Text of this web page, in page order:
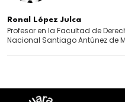
Ronal López Julca
Profesor en la Facultad de
Nacional Santiago Antúnez de